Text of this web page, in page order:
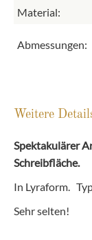
Material:
Abmessungen:
Weitere
Spektakulärer
Schreibfläche.
In Lyraform.
Sehr selten!